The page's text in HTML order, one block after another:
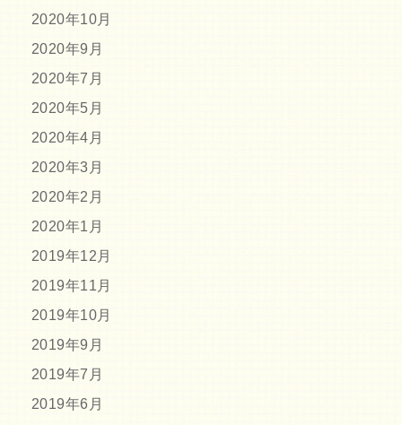
2020年10月
2020年9月
2020年7月
2020年5月
2020年4月
2020年3月
2020年2月
2020年1月
2019年12月
2019年11月
2019年10月
2019年9月
2019年7月
2019年6月